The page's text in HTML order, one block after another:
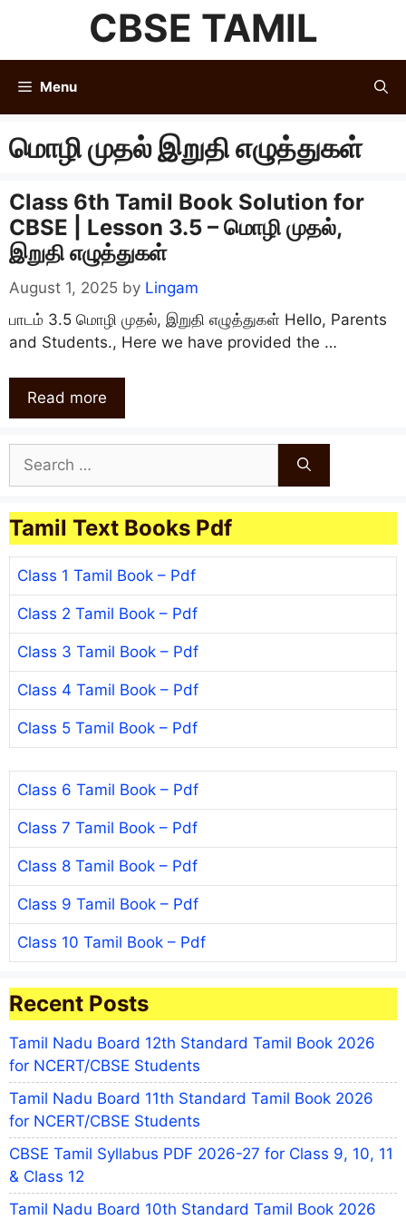
content
CBSE TAMIL
Menu
மொழி முதல் இறுதி எழுத்துகள்
Class 6th Tamil Book Solution for
CBSE | Lesson 3.5 – மொழி முதல்,
இறுதி எழுத்துகள்
August 1, 2025 by Lingam
பாடம் 3.5 மொழி முதல், இறுதி எழுத்துகள் Hello, Parents
and Students., Here we have provided the …
Read more
for:
Tamil Text Books Pdf
Class 1 Tamil Book – Pdf
Class 2 Tamil Book – Pdf
Class 3 Tamil Book – Pdf
Class 4 Tamil Book – Pdf
Class 5 Tamil Book – Pdf
Class 6 Tamil Book – Pdf
Class 7 Tamil Book – Pdf
Class 8 Tamil Book – Pdf
Class 9 Tamil Book – Pdf
Class 10 Tamil Book – Pdf
Recent Posts
Tamil Nadu Board 12th Standard Tamil Book 2026
for NCERT/CBSE Students
Tamil Nadu Board 11th Standard Tamil Book 2026
for NCERT/CBSE Students
CBSE Tamil Syllabus PDF 2026-27 for Class 9, 10, 11
& Class 12
Tamil Nadu Board 10th Standard Tamil Book 2026